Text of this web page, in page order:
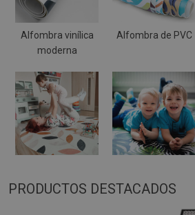
Alfombra vinílica
moderna
Alfombra de PVC
PRODUCTOS DESTACADOS